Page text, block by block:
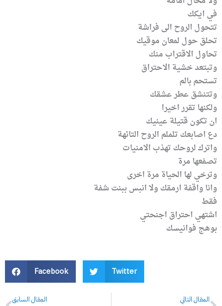
في ايكك
تتحول الروح الى فراشة
تحلق حول لمعان موقيك
تحاول الاقتراب منك
وتبتعد خشية الاحتراق
تستحم بالم
وتتنشق عطر عشقك
ولكنها تقرر اخيرا
ان تكون قتيلة عينيك
دع اصابعك تلملم الروح التائهة
واترك لروحك تهذب الامنيات
تصفعها مرة
وترخي لها الحياة مرة اخرى
وانا واقفة ارمقك ولا انبس ببنت شفة
فقط
اشتهي احتراق اجنحتي
بوهج فوانيسك
Facebook Twitter
Prev
المقال السابق المقال التالي